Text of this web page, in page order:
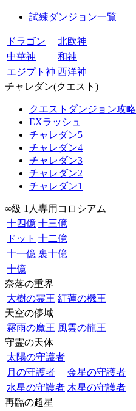
試練ダンジョン一覧
ドラゴン
北欧神
中華神
和神
エジプト神 西洋神
チャレダン(クエスト)
クエストダンジョン攻略
EXラッシュ
チャレダン5
チャレダン4
チャレダン3
チャレダン2
チャレダン1
∞級 1人専用コロシアム
十四億 十三億
ドット 十二億
十一億 裏十億
十億
奈落の重界
大樹の霊王 紅蓮の機王
天空の儚域
霧雨の魔王 風雲の龍王
守霊の天体
太陽の守護者
月の守護者
金星の守護者
水星の守護者 木星の守護者
再臨の超星